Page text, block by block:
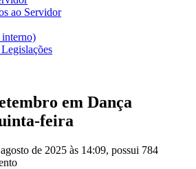
ao Servidor
interno)
em Dança
feira
de 2025 às 14:09, possui 784